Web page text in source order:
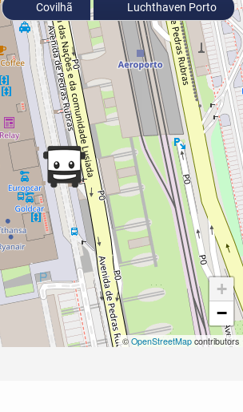
+
−
© OpenStreetMap contributors
Covilhã Luchthaven Porto